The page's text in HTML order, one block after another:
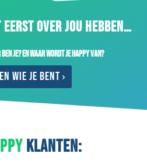
OVER JOU HEBBEN…
je? En waar wordt je happy van?
wie je bent
KLANTEN: